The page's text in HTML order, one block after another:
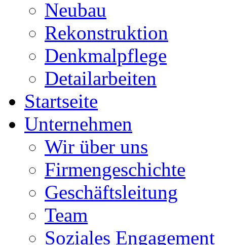
Neubau
Rekonstruktion
Denkmalpflege
Detailarbeiten
Startseite
Unternehmen
Wir über uns
Firmengeschichte
Geschäftsleitung
Team
Soziales Engagement